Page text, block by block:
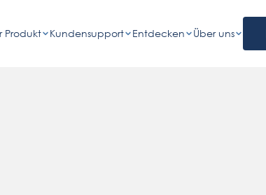
Produkt Kundensupport Entdecken Über uns